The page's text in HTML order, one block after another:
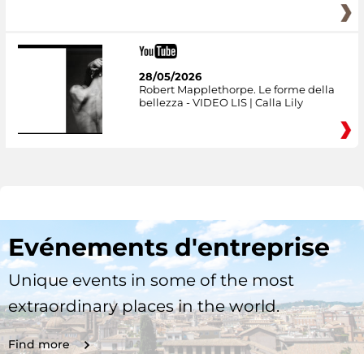
28/05/2026
Robert Mapplethorpe. Le forme della
bellezza - VIDEO LIS | Calla Lily
Evénements d'entreprise
Unique events in some of the most
extraordinary places in the world.
Find more